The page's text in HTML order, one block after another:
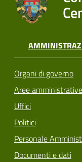
Organi di governo
Aree amministrative
Uffici
Politici
Personale
Documenti e dati